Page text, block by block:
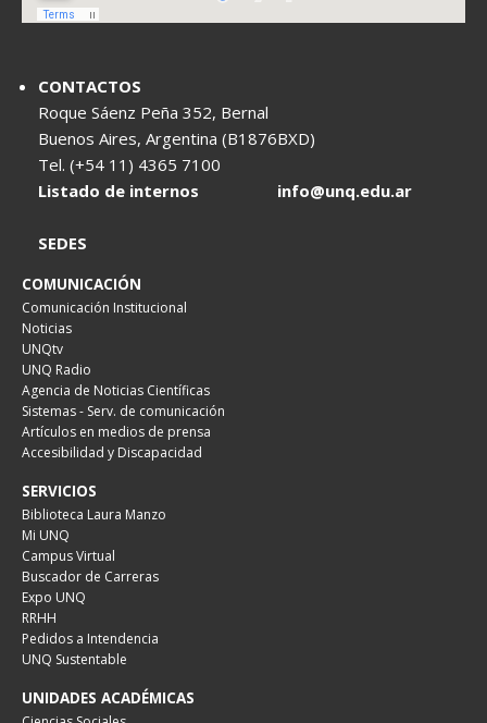
CONTACTOS
Roque Sáenz Peña 352, Bernal
Buenos Aires, Argentina (B1876BXD)
Tel. (+54 11) 4365 7100
Listado de internos
info@unq.edu.ar
SEDES
COMUNICACIÓN
Comunicación Institucional
Noticias
UNQtv
UNQ Radio
Agencia de Noticias Científicas
Sistemas - Serv. de comunicación
Artículos en medios de prensa
Accesibilidad y Discapacidad
SERVICIOS
Biblioteca Laura Manzo
Mi UNQ
Campus Virtual
Buscador de Carreras
Expo UNQ
RRHH
Pedidos a Intendencia
UNQ Sustentable
UNIDADES ACADÉMICAS